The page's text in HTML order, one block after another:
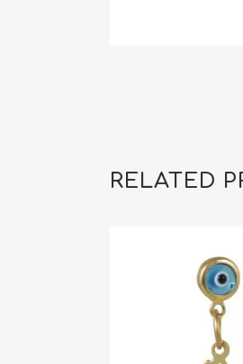
RELATED